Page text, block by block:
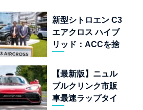
新型シトロエン C3
エアクロス ハイブ
リッド：ACCを捨
毯」を手に入れた
フランスの異端児
【最新版】ニュル
ブルクリンク市販
車最速ラップタイ